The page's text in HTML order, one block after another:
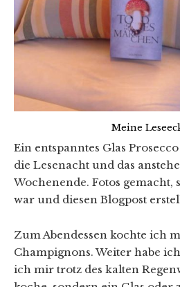
Meine
Ein entspanntes Glas
die Lesenacht und das
Wochenende. Fotos gemacht,
war und diesen Blogpost
Zum Abendessen kochte ich
Champignons. Weiter habe
ich mir trotz des kalten